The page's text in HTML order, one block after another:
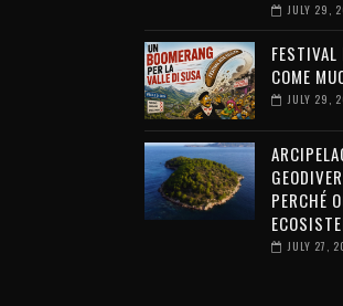
JULY 29,
FESTIVAL
COME
JULY 29,
PERCHÉ
JULY 27,